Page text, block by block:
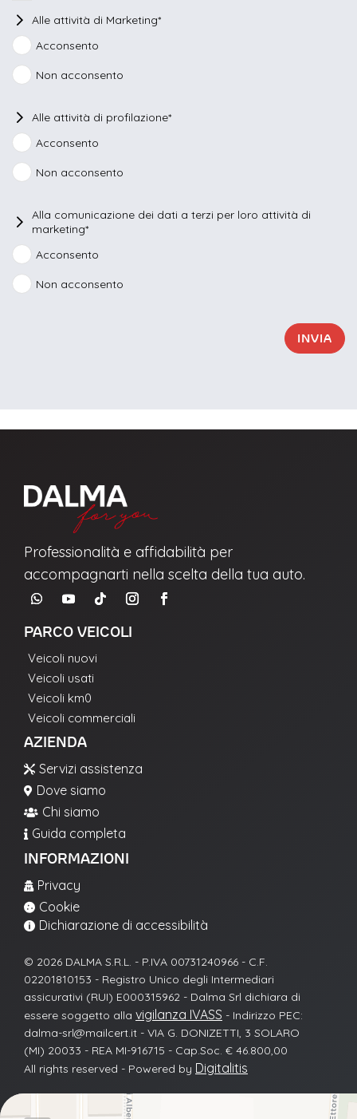
Nessuna
preferenza
Alle attività di Marketing*
Acconsento
Non acconsento
Alle attività di profilazione*
Acconsento
Non acconsento
Alla comunicazione dei dati a terzi per loro attività di
marketing*
Acconsento
Non acconsento
Richiesta inviata con successo.
La richiesta non è stata inviata, la
INVIA
Professionalità e affidabilità per
accompagnarti nella scelta della tua auto.
PARCO VEICOLI
Veicoli nuovi
Veicoli usati
Veicoli km0
Veicoli commerciali
AZIENDA
 Servizi assistenza
 Dove siamo
 Chi siamo
 Guida completa
INFORMAZIONI
 Privacy
 Cookie
 Dichiarazione di accessibilità
© 2026 DALMA S.R.L. - P.IVA 00731240966 - C.F.
02201810153 - Registro Unico degli Intermediari
assicurativi (RUI) E000315962 - Dalma Srl dichiara di
essere soggetto alla vigilanza IVASS - Indirizzo PEC:
dalma-srl@mailcert.it - VIA G. DONIZETTI, 3 SOLARO
(MI) 20033 - REA MI-916715 - Cap.Soc. € 46.800,00
All rights reserved - Powered by Digitalitis